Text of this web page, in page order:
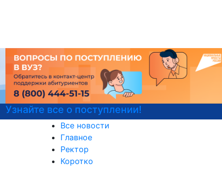
Узнайте все о поступлении!
Все новости
Главное
Ректор
Коротко